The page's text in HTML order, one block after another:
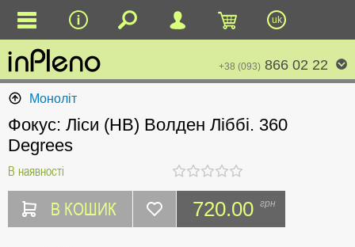
uk
+38 (093) 866 02 22
Моноліт
Фокус: Ліси (HB) Волден Ліббі. 360
Degrees
В наявності
В КОШИК 720.00 грн